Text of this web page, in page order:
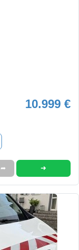
10.999 €
➦ ➜